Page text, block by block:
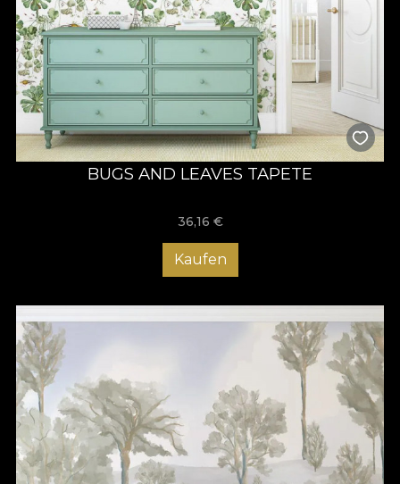
BUGS AND LEAVES TAPETE
36,16 €
Kaufen